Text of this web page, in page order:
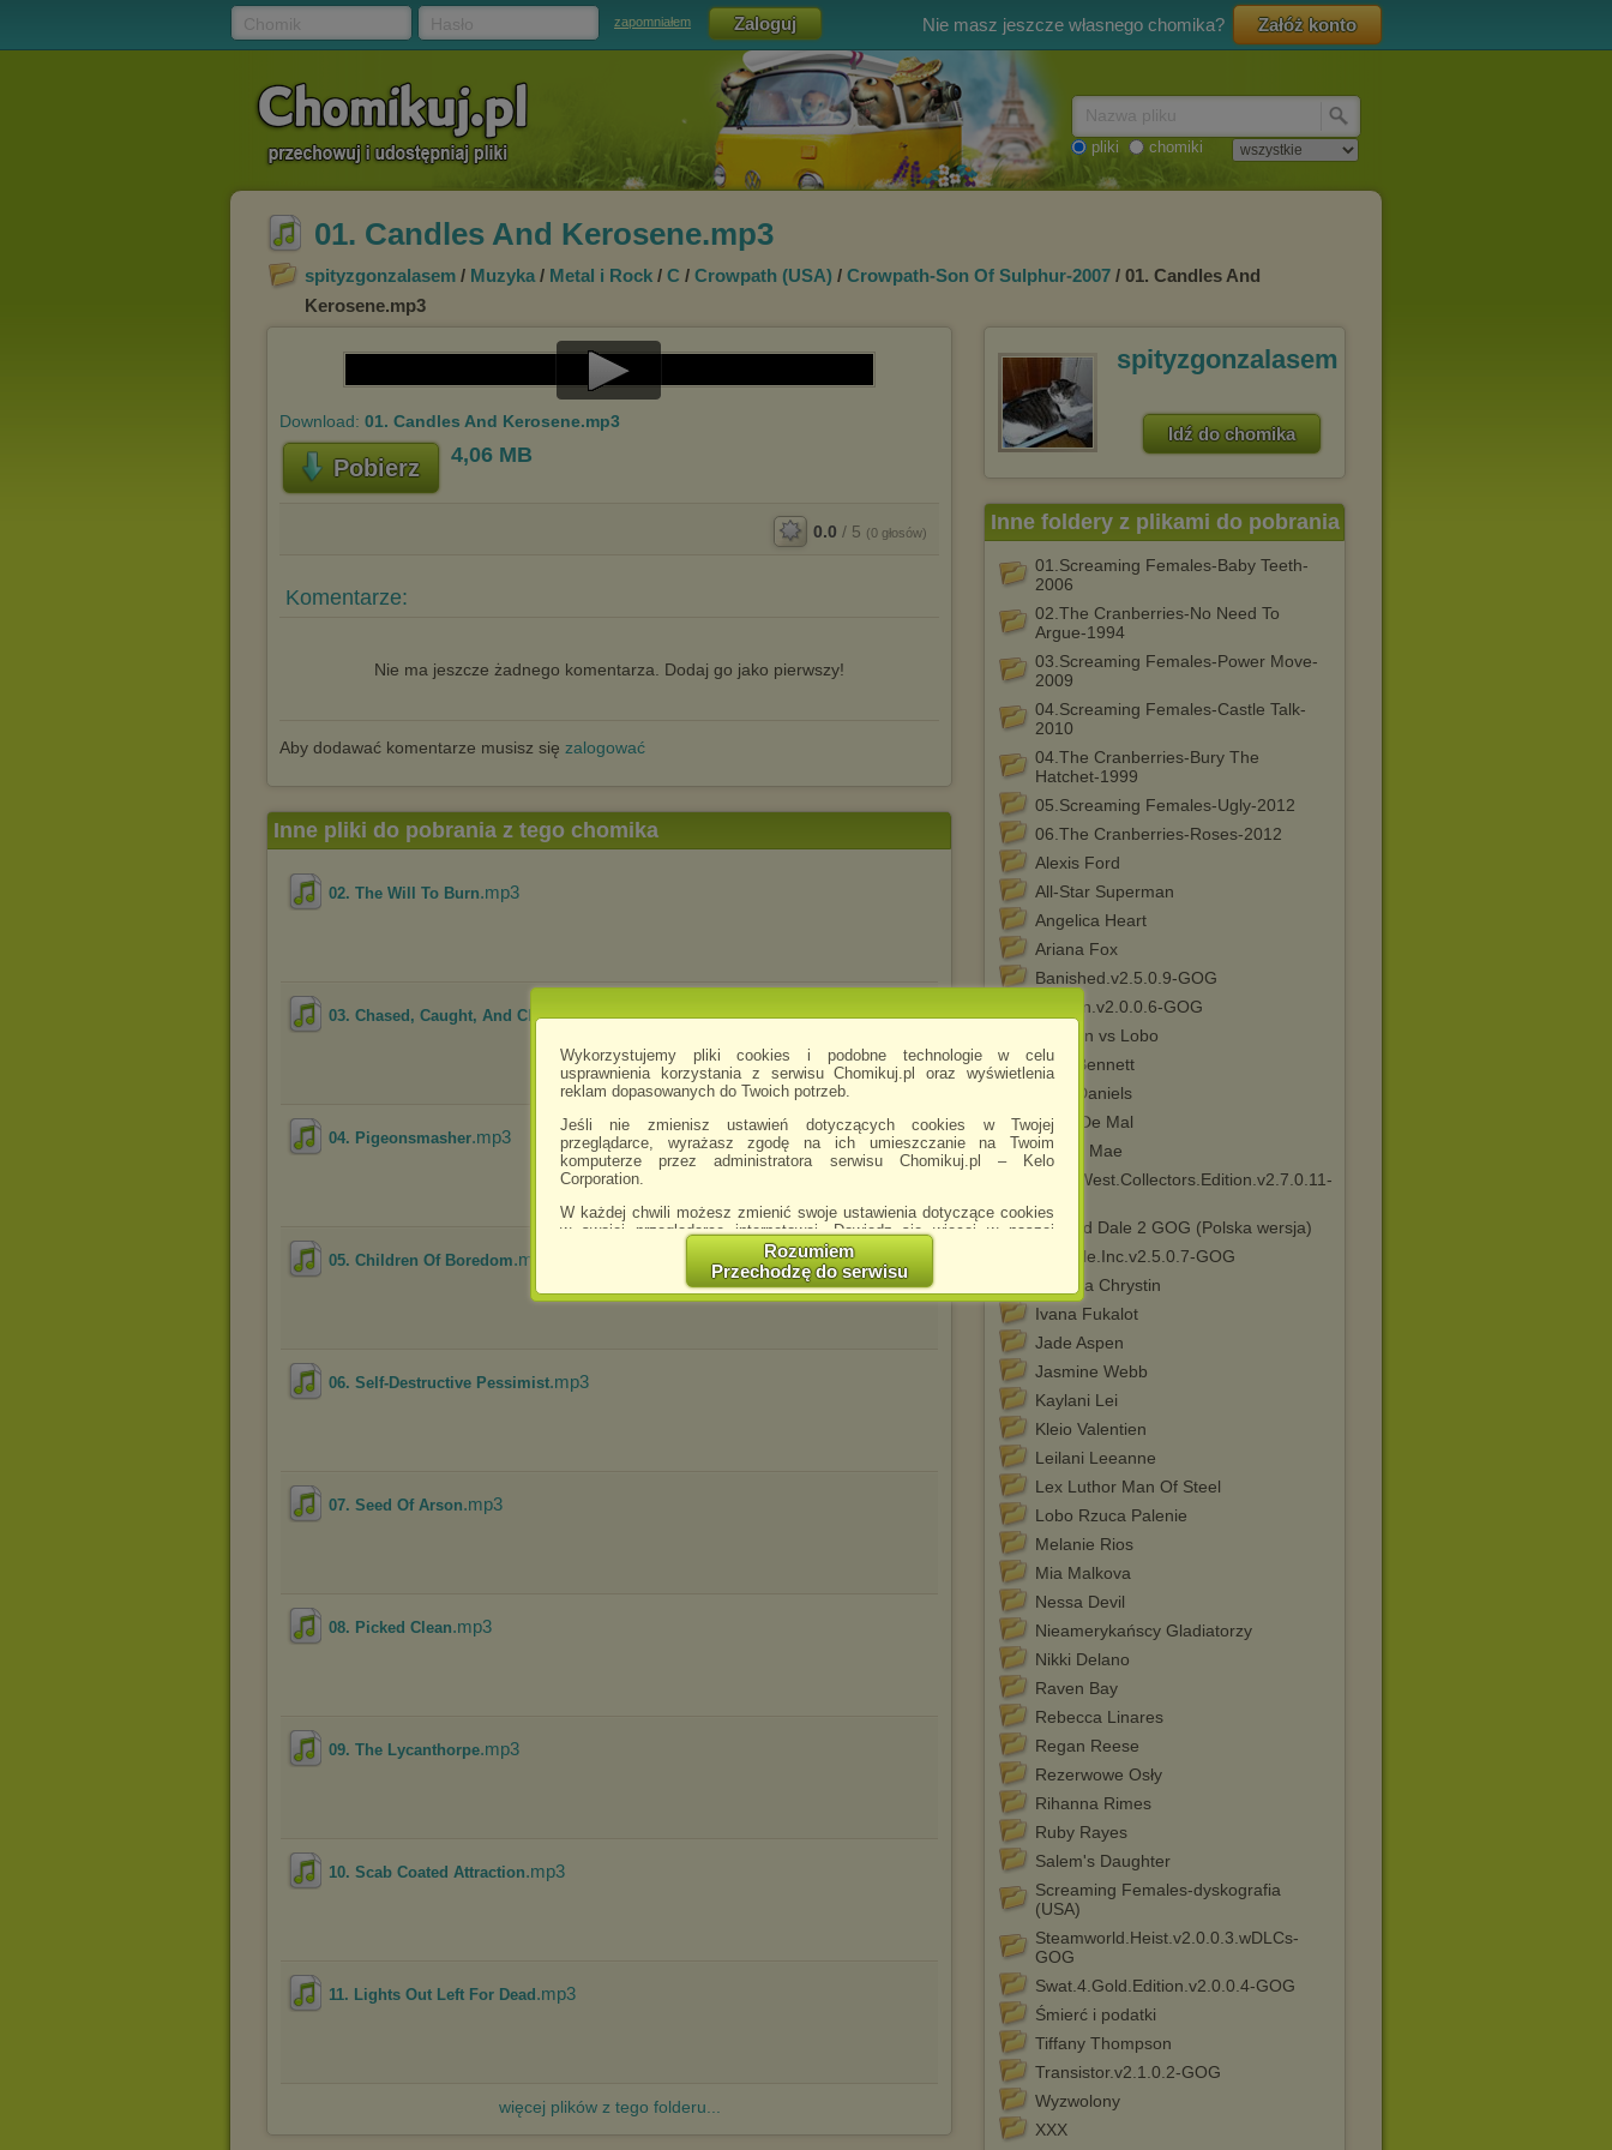
Wykorzystujemy pliki cookies i podobne technologie w celu
usprawnienia korzystania z serwisu Chomikuj.pl oraz wyświetlenia
reklam dopasowanych do Twoich potrzeb.
Jeśli nie zmienisz ustawień dotyczących cookies w Twojej
przeglądarce, wyrażasz zgodę na ich umieszczanie na Twoim
komputerze przez administratora serwisu Chomikuj.pl – Kelo
Corporation.
W każdej chwili możesz zmienić swoje ustawienia dotyczące cookies
w swojej przeglądarce internetowej. Dowiedz się więcej w naszej
http://chomikuj.pl/PolitykaPrywatnosci.aspx
Jednocześnie informujemy że zmiana ustawień przeglądarki może
spowodować ograniczenie korzystania ze strony Chomikuj.pl.
W przypadku braku twojej zgody na akceptację cookies niestety
Wykorzystanie plików cookies
Zaufanych Partnerów
(dostosowanie reklam do Twoich potrzeb, analiza skuteczności działań
Wyrażenie sprzeciwu spowoduje, że wyświetlana Ci reklama nie
będzie dopasowana do Twoich preferencji, a będzie to reklama
Istnieje możliwość zmiany ustawień przeglądarki internetowej w
sposób uniemożliwiający przechowywanie plików cookies na
urządzeniu końcowym. Można również usunąć pliki cookies,
dokonując odpowiednich zmian w ustawieniach przeglądarki
Pełną informację na ten temat znajdziesz pod adresem
Rozumiem
Przechodzę do serwisu
zapomniałem Nie masz jeszcze własnego chomika? Załóż konto
pliki chomiki
01. Candles And Kerosene.mp3
spityzgonzalasem / Muzyka / Metal i Rock / C / Crowpath (USA) / Crowpath-Son Of Sulphur-2007 / 01. Candles And
Kerosene.mp3
Play
Download: 01. Candles And Kerosene.mp3
Pobierz 4,06 MB
0.0 / 5 (0 głosów)
Komentarze:
Nie ma jeszcze żadnego komentarza. Dodaj go jako pierwszy!
Aby dodawać komentarze musisz się zalogować
spityzgonzalasem
Idź do chomika
Inne foldery z plikami do pobrania
01.Screaming Females-Baby Teeth-
2006
02.The Cranberries-No Need To
Argue-1994
03.Screaming Females-Power Move-
2009
04.Screaming Females-Castle Talk-
2010
04.The Cranberries-Bury The
Hatchet-1999
05.Screaming Females-Ugly-2012
06.The Cranberries-Roses-2012
Alexis Ford
All-Star Superman
Angelica Heart
Ariana Fox
Banished.v2.5.0.9-GOG
Bastion.v2.0.0.6-GOG
Batman vs Lobo
Brea Bennett
Bree Daniels
Coco De Mal
Emma Mae
Hard.West.Collectors.Edition.v2.7.0.11-
Icewind Dale 2 GOG (Polska wersja)
Invisible.Inc.v2.5.0.7-GOG
Isabella Chrystin
Ivana Fukalot
Jade Aspen
Jasmine Webb
Kaylani Lei
Kleio Valentien
Leilani Leeanne
Lex Luthor Man Of Steel
Lobo Rzuca Palenie
Melanie Rios
Mia Malkova
Nessa Devil
Nieamerykańscy Gladiatorzy
Nikki Delano
Raven Bay
Rebecca Linares
Regan Reese
Rezerwowe Osły
Rihanna Rimes
Ruby Rayes
Salem's Daughter
Screaming Females-dyskografia
(USA)
Steamworld.Heist.v2.0.0.3.wDLCs-
GOG
Swat.4.Gold.Edition.v2.0.0.4-GOG
Śmierć i podatki
Tiffany Thompson
Transistor.v2.1.0.2-GOG
Wyzwolony
XXX
Inne pliki do pobrania z tego chomika
02. The Will To Burn.mp3
03. Chased, Caught, And Charged.mp3
04. Pigeonsmasher.mp3
05. Children Of Boredom.mp3
06. Self-Destructive Pessimist.mp3
07. Seed Of Arson.mp3
08. Picked Clean.mp3
09. The Lycanthorpe.mp3
10. Scab Coated Attraction.mp3
11. Lights Out Left For Dead .mp3
więcej plików z tego folderu...